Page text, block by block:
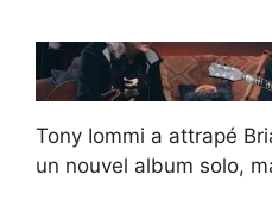
Tony Iommi a attrapé
un nouvel album solo,